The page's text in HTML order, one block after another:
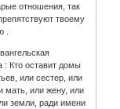
отношения, так
твоему
.
: Кто оставит домы
или сестер, или
мать, или жену, или
земли, ради имени